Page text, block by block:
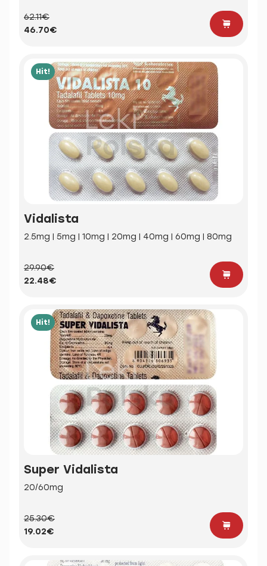
62.11€
46.70€
Hit!
Vidalista
2.5mg | 5mg | 10mg | 20mg | 40mg | 60mg | 80mg
29.90€
22.48€
Hit!
Super Vidalista
20/60mg
25.30€
19.02€